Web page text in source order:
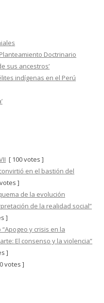
Doctrinario
sus ancestros’
indígenas en el Perú
[ 100 votes ]
en el bastión del
]
de la evolución
de la realidad social”
]
y crisis en la
El consenso y la violencia”
]
votes ]